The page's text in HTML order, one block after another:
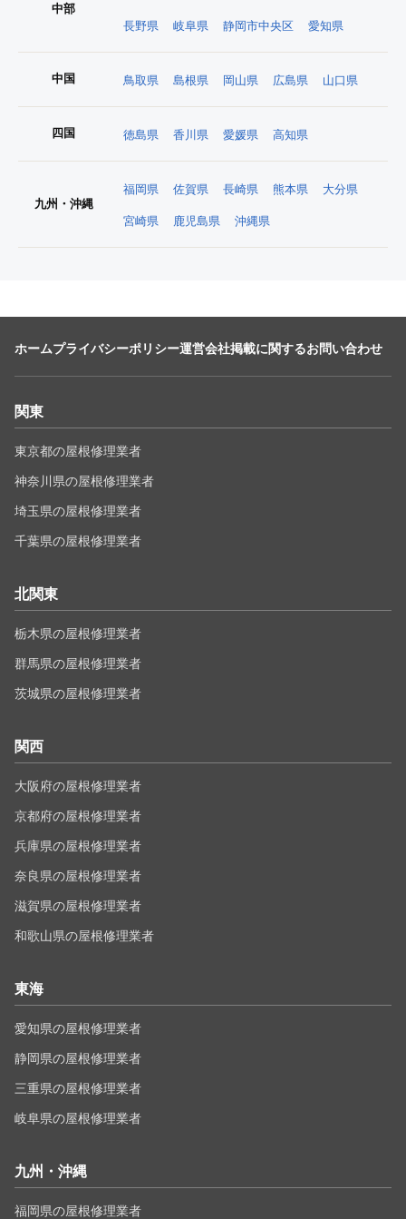
中部
長野県 岐阜県 静岡市中央区 愛知県
中国 鳥取県 島根県 岡山県 広島県 山口県
四国 徳島県 香川県 愛媛県 高知県
九州・沖縄
福岡県 佐賀県 長崎県 熊本県 大分県
宮崎県 鹿児島県 沖縄県
ホームプライバシーポリシー運営会社掲載に関するお問い合わせ
関東
東京都の屋根修理業者
神奈川県の屋根修理業者
埼玉県の屋根修理業者
千葉県の屋根修理業者
北関東
栃木県の屋根修理業者
群馬県の屋根修理業者
茨城県の屋根修理業者
関西
大阪府の屋根修理業者
京都府の屋根修理業者
兵庫県の屋根修理業者
奈良県の屋根修理業者
滋賀県の屋根修理業者
和歌山県の屋根修理業者
東海
愛知県の屋根修理業者
静岡県の屋根修理業者
三重県の屋根修理業者
岐阜県の屋根修理業者
九州・沖縄
福岡県の屋根修理業者